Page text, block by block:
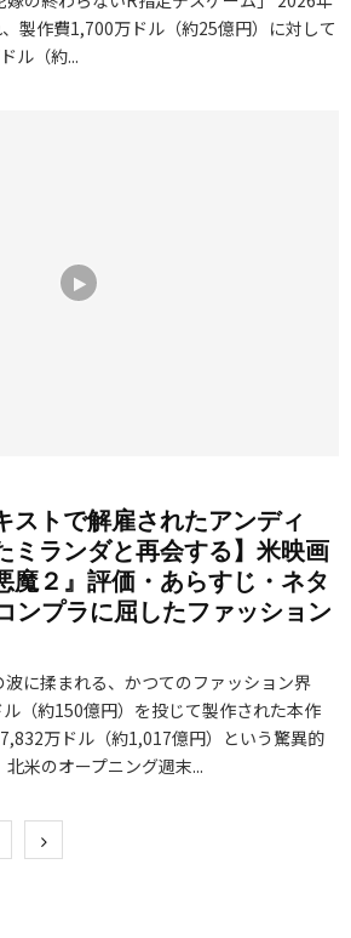
製作費1,700万ドル（約25億円）に対して
ル（約...
ストで解雇されたアンディ
ミランダと再会する】米映画
魔２』評価・あらすじ・ネタ
ンプラに屈したファッション
波に揉まれる、かつてのファッション界
（約150億円）を投じて製作された本作
万ドル（約1,017億円）という驚異的
米のオープニング週末...